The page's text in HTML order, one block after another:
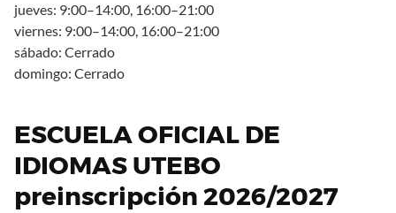
jueves: 9:00–14:00, 16:00–21:00
viernes: 9:00–14:00, 16:00–21:00
sábado: Cerrado
domingo: Cerrado
ESCUELA OFICIAL DE
IDIOMAS UTEBO
preinscripción 2026/2027